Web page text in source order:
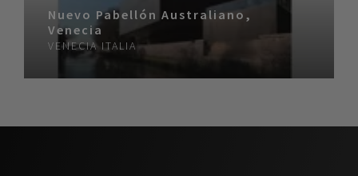
Nuevo Pabellón Australiano,
Venecia
VENECIA ITALIA